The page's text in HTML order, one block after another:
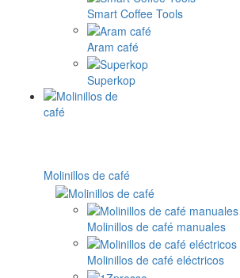
Smart Coffee Tools
Aram café
Superkop
Molinillos de café
Molinillos de café manuales
Molinillos de café eléctricos